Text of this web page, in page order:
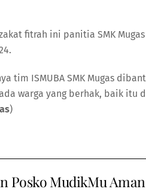
fitrah ini panitia SMK
tim ISMUBA SMK Mugas
warga yang berhak, baik itu
)
Posko MudikMu